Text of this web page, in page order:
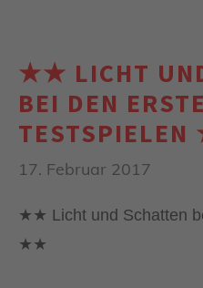
★★ LICHT
BEI DEN
17. Februar 2017
★★ Licht und Schatten
★★